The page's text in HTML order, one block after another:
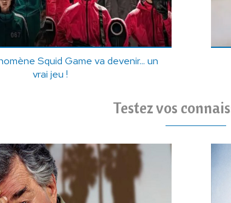
Squid Game va devenir... un
vrai jeu !
Testez vos